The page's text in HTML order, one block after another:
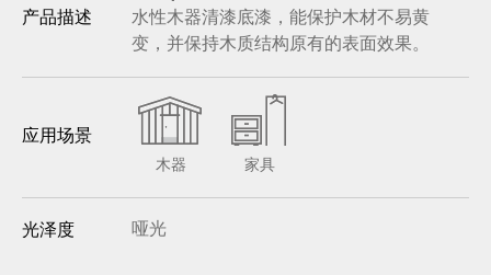
产品描述
水性木器清漆底漆，能保护木材不易黄
变，并保持木质结构原有的表面效果。
应用场景
木器 家具
光泽度 哑光